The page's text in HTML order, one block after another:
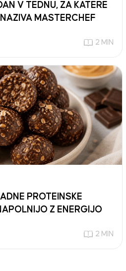
V TEDNU, ZA KATERE
MASTERCHEF
2 MIN
PROTEINSKE
Z ENERGIJO
2 MIN